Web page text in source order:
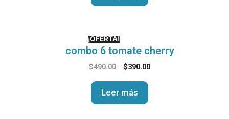
¡OFERTA!
combo 6 tomate cherry
$490.00 $390.00
Leer más